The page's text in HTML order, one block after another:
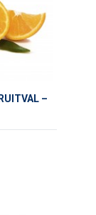
–